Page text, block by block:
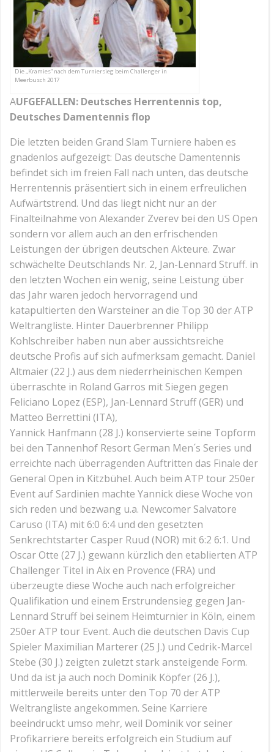
Die „Kramies“ nach dem Turniersieg beim Challenger in
Meerbusch 2017
AUFGEFALLEN: Deutsches Herrentennis top,
Deutsches Damentennis flop
Die letzten beiden Grand Slam Turniere haben es
gnadenlos aufgezeigt: Das deutsche Damentennis
befindet sich im freien Fall nach unten, das deutsche
Herrentennis präsentiert sich in einem erfreulichen
Aufwärtstrend. Und das liegt nicht nur an der
Finalteilnahme von Alexander Zverev bei den US Open
sondern vor allem auch an den erfrischenden
Leistungen der übrigen deutschen Akteure. Zwar
schwächelte Deutschlands Nr. 2, Jan-Lennard Struff. in
den letzten Wochen ein wenig, seine Leistung über
das Jahr waren jedoch hervorragend und
katapultierten den Warsteiner an die Top 30 der ATP
Weltrangliste. Hinter Dauerbrenner Philipp
Kohlschreiber haben nun aber aussichtsreiche
deutsche Profis auf sich aufmerksam gemacht. Daniel
Altmaier (22 J.) aus dem niederrheinischen Kempen
überraschte in Roland Garros mit Siegen gegen
Feliciano Lopez (ESP), Jan-Lennard Struff (GER) und
Matteo Berrettini (ITA),
Yannick Hanfmann (28 J.) konservierte seine Topform
bei den Tannenhof Resort German Men´s Series und
erreichte nach überragenden Auftritten das Finale der
General Open in Kitzbühel. Auch beim ATP tour 250er
Event auf Sardinien machte Yannick diese Woche von
sich reden und bezwang u.a. Newcomer Salvatore
Caruso (ITA) mit 6:0 6:4 und den gesetzten
Senkrechtstarter Casper Ruud (NOR) mit 6:2 6:1. Und
Oscar Otte (27 J.) gewann kürzlich den etablierten ATP
Challenger Titel in Aix en Provence (FRA) und
überzeugte diese Woche auch nach erfolgreicher
Qualifikation und einem Erstrundensieg gegen Jan-
Lennard Struff bei seinem Heimturnier in Köln, einem
250er ATP tour Event. Auch die deutschen Davis Cup
Spieler Maximilian Marterer (25 J.) und Cedrik-Marcel
Stebe (30 J.) zeigten zuletzt stark ansteigende Form.
Und da ist ja auch noch Dominik Köpfer (26 J.),
mittlerweile bereits unter den Top 70 der ATP
Weltrangliste angekommen. Seine Karriere
beeindruckt umso mehr, weil Dominik vor seiner
Profikarriere bereits erfolgreich ein Studium auf